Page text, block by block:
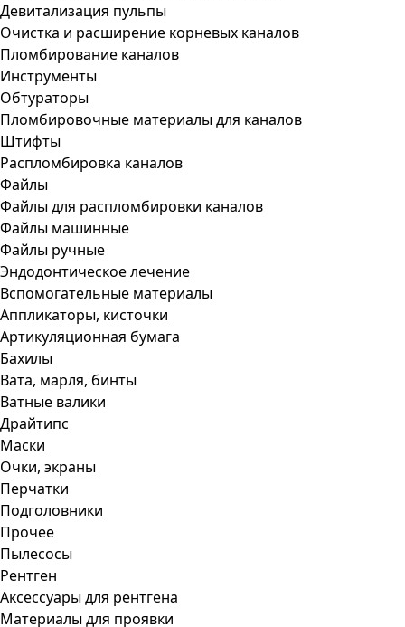
Девитализация пульпы
Очистка и расширение корневых каналов
Пломбирование каналов
Инструменты
Обтураторы
Пломбировочные материалы для каналов
Штифты
Распломбировка каналов
Файлы
Файлы для распломбировки каналов
Файлы машинные
Файлы ручные
Эндодонтическое лечение
Вспомогательные материалы
Аппликаторы, кисточки
Артикуляционная бумага
Бахилы
Вата, марля, бинты
Ватные валики
Драйтипс
Маски
Очки, экраны
Перчатки
Подголовники
Прочее
Пылесосы
Рентген
Аксессуары для рентгена
Материалы для проявки